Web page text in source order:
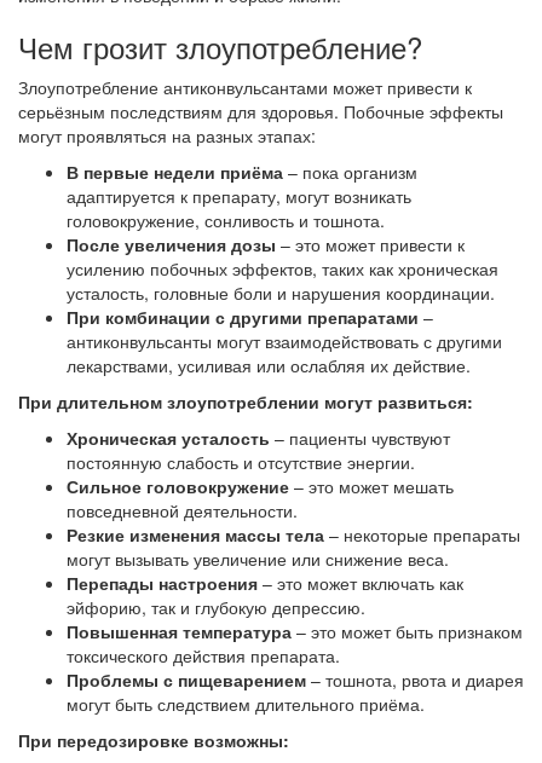
Чем грозит злоупотребление?
Злоупотребление антиконвульсантами может привести к
серьёзным последствиям для здоровья. Побочные эффекты
могут проявляться на разных этапах:
В первые недели приёма – пока организм
адаптируется к препарату, могут возникать
головокружение, сонливость и тошнота.
После увеличения дозы – это может привести к
усилению побочных эффектов, таких как хроническая
усталость, головные боли и нарушения координации.
При комбинации с другими препаратами –
антиконвульсанты могут взаимодействовать с другими
лекарствами, усиливая или ослабляя их действие.
При длительном злоупотреблении могут развиться:
Хроническая усталость – пациенты чувствуют
постоянную слабость и отсутствие энергии.
Сильное головокружение – это может мешать
повседневной деятельности.
Резкие изменения массы тела – некоторые препараты
могут вызывать увеличение или снижение веса.
Перепады настроения – это может включать как
эйфорию, так и глубокую депрессию.
Повышенная температура – это может быть признаком
токсического действия препарата.
Проблемы с пищеварением – тошнота, рвота и диарея
могут быть следствием длительного приёма.
При передозировке возможны: